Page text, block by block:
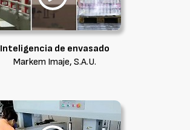
Inteligencia de envasado
Markem Imaje, S.A.U.